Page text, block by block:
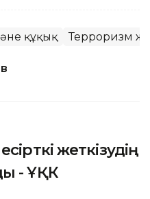
құқық Терроризм
жеткізудің
- ҰҚК